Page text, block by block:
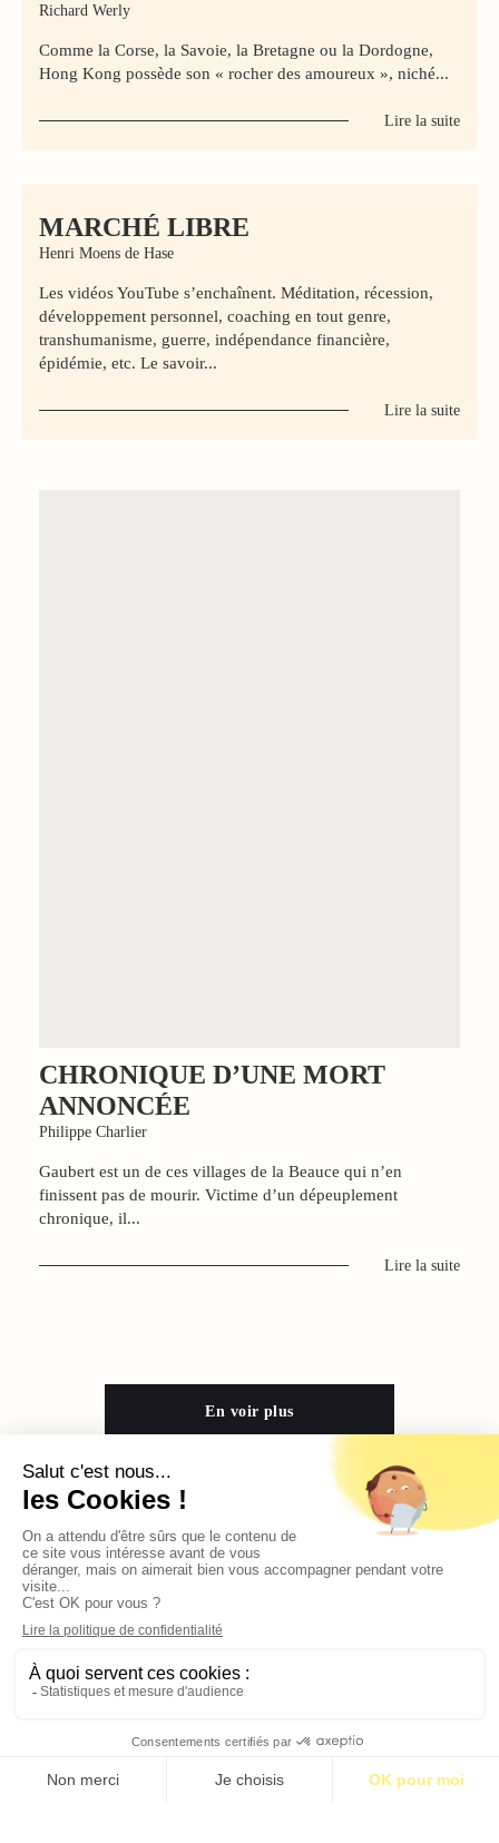
Richard Werly
Comme la Corse, la Savoie, la Bretagne ou la Dordogne,
Hong Kong possède son « rocher des amoureux », niché...
Lire la suite
MARCHÉ LIBRE
Henri Moens de Hase
Les vidéos YouTube s’enchaînent. Méditation, récession,
développement personnel, coaching en tout genre,
transhumanisme, guerre, indépendance financière,
épidémie, etc. Le savoir...
Lire la suite
CHRONIQUE D’UNE MORT
ANNONCÉE
Philippe Charlier
Gaubert est un de ces villages de la Beauce qui n’en
finissent pas de mourir. Victime d’un dépeuplement
chronique, il...
Lire la suite
En voir plus
Contact Qui sommes-nous ?
2026 © BASTILLE MEDIA |Mentions légales |Politique de confidentialité
S’abonner pour 1€ S’abonner